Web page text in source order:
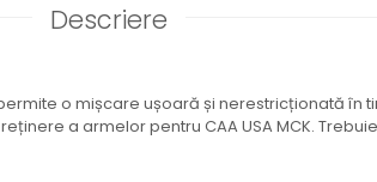
Descriere
o mișcare ușoară și nerestricționată în
a armelor pentru CAA USA MCK.